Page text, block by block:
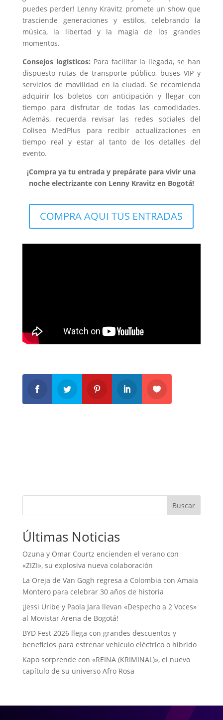
puedes perder! Lenny Kravitz promete un show que
trasciende generaciones y estilos, celebrando la
música, la libertad y la magia de los grandes
momentos.
Consejos logísticos: Para facilitar la llegada, se han
dispuesto rutas de transporte público, buses VIP y
servicios de movilidad en la ciudad. Se recomienda
adquirir los boletos con anticipación y llegar con
tiempo para disfrutar de todas las comodidades.
Además, recuerda revisar las redes sociales del
Coliseo MedPlus para recibir actualizaciones en
tiempo real y estar al tanto de los detalles del
evento.
¡Compra ya tu entrada y prepárate para vivir una
noche electrizante con Lenny Kravitz en Bogotá!
COMPRA AQUI TUS ENTRADAS
Buscar
Últimas Noticias
Ozuna y Omar Courtz encienden el verano con
«ZIZI», su explosiva nueva colaboración
La Oreja de Van Gogh regresa a Colombia con Amaia
Montero para celebrar 30 años de historia
¡Jessi Uribe y Paola Jara llevan «Despecho a 2 Voces»
al Movistar Arena de Bogotá!
BYD Fest 2026 llega con grandes descuentos y
beneficios para estrenar vehículo eléctrico o híbrido
Kapo sorprende con «REINA (KRIMINAL)», el nuevo
capítulo de su universo Afro Rosa